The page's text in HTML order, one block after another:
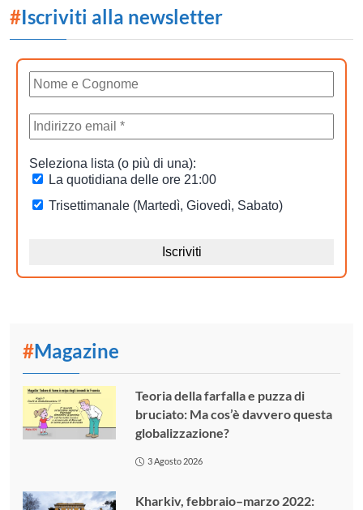
#Iscriviti alla newsletter
#Magazine
Teoria della farfalla e puzza di
bruciato: Ma cos’è davvero questa
globalizzazione?
3 Agosto 2026
Kharkiv, febbraio–marzo 2022: